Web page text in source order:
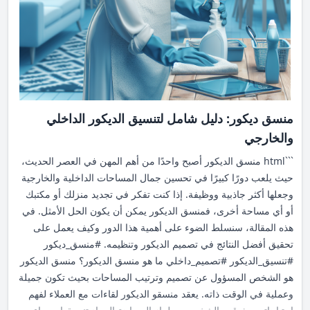
وتصنيعه بمواصفات مختلفة مثل الزجاج المقوى أو المزدوج. 3- المعدن
المعدن أصبح جزءًا لا يُستهان به في التصميمات العصرية، حيث
يُستخدم في: تصميم الأثاث المكتبي والمطبخ. الأرفف والهياكل الداعمة.
صناعات الإضاءة مثل الأباجورات والمصابيح. المعدن يُضفي لمسة
صناعية ويتميز بالقوة وطول العمر، فضلاً عن إمكانية تشكيله بأشكال
متنوعة تلائم الاحتياجات. عوامل اختيار مواد الديكور المناسبة إن اختيار
مواد الديكور يعتمد على عدة عوامل يجب أخذها في الاعتبار لضمان
تحقيق أفضل نتيجة. دعونا نناقش هذه العوامل: 1- الميزانية تختلف
تكاليف المواد بناءً على النوع وجودة المادة. لذلك يجب وضع ميزانية
محددة تساعدك على اختيار مواد تتناسب مع إمكانياتك المادية. 2- نوع
الاستخدام نوع الاستخدام يلعب دورًا في اختيار المواد المناسبة. على
سبيل المثال، مواد الأرضيات يجب أن تكون مقاومة للرطوبة إذا كانت
ستُستخدم في الحمامات. 3- الاتجاهات التصميمية الاتجاهات الحديثة
تؤثر بشكل كبير على الاختيارات. بعض المواد مثل الرخام والخشب
الطبيعي تظل دائمًا مفضلة في الديكورات الفاخرة. 4- الصيانة قابلية
المادة للصيانة تُعتبر نقطة مهمة، حيث تُفضل دائمًا المواد التي تحتاج
إلى صيانة منخفضة وتعطي مظهرًا دائمًا على المدى الطويل. تأثير
المواد على المظهر العام والمساحة لا تقتصر وظيفة مواد الديكور على
منسق ديكور: دليل شامل لتنسيق الديكور الداخلي
والخارجي
```html منسق الديكور أصبح واحدًا من أهم المهن في العصر الحديث،
حيث يلعب دورًا كبيرًا في تحسين جمال المساحات الداخلية والخارجية
وجعلها أكثر جاذبية ووظيفة. إذا كنت تفكر في تجديد منزلك أو مكتبك
أو أي مساحة أخرى، فمنسق الديكور يمكن أن يكون الحل الأمثل. في
هذه المقالة، سنسلط الضوء على أهمية هذا الدور وكيف يعمل على
تحقيق أفضل النتائج في تصميم الديكور وتنظيمه. #منسق_ديكور
#تنسيق_الديكور #تصميم_داخلي ما هو منسق الديكور؟ منسق الديكور
هو الشخص المسؤول عن تصميم وترتيب المساحات بحيث تكون جميلة
وعملية في الوقت ذاته. يعقد منسقو الديكور لقاءات مع العملاء لفهم